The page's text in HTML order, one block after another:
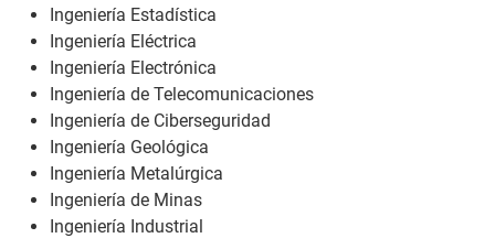
Ingeniería Estadística
Ingeniería Eléctrica
Ingeniería Electrónica
Ingeniería de Telecomunicaciones
Ingeniería de Ciberseguridad
Ingeniería Geológica
Ingeniería Metalúrgica
Ingeniería de Minas
Ingeniería Industrial